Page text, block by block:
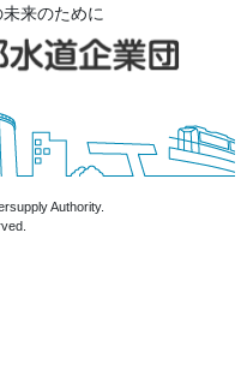
来のために
Authority.